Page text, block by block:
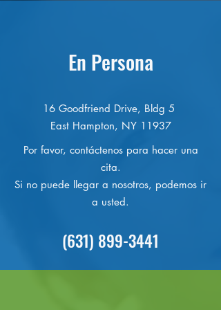
En Persona
16 Goodfriend Drive, Bldg 5
East Hampton, NY 11937
Por favor, contáctenos para hacer una
cita.
Si no puede llegar a nosotros, podemos ir
a usted.
(631) 899-3441